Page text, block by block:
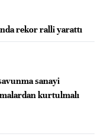
rekor ralli yarattı
sanayi
kurtulmalı